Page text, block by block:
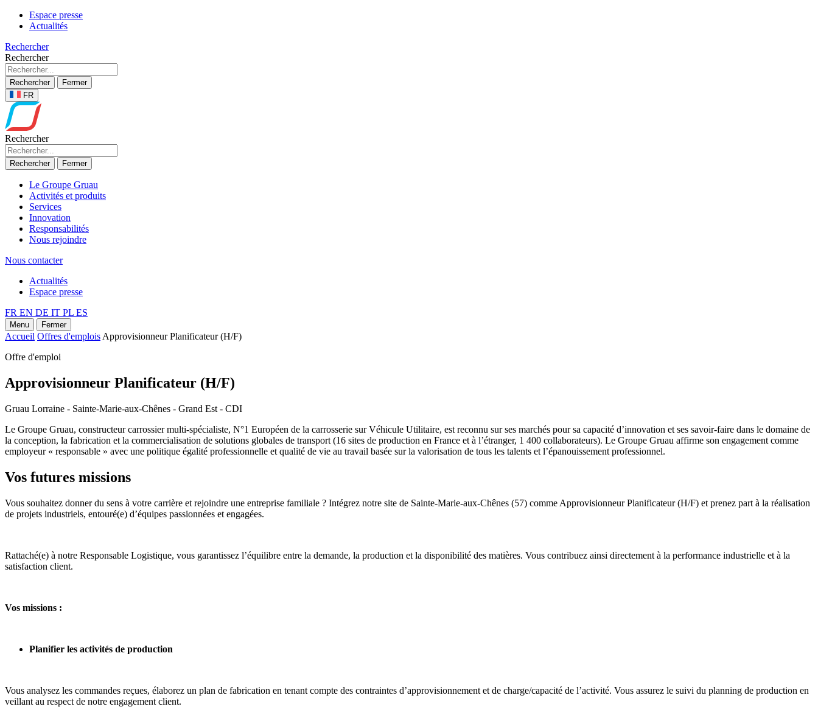
Espace presse
Actualités
Rechercher
Rechercher
Rechercher
Fermer
FR
Rechercher
Rechercher Fermer
Le Groupe Gruau
Activités et produits
Services
Innovation
Responsabilités
Nous rejoindre
Nous contacter
Actualités
Espace presse
FR EN DE IT PL ES
Menu Fermer
Accueil Offres d'emplois Approvisionneur Planificateur (H/F)
Offre d'emploi
Approvisionneur Planificateur (H/F)
Gruau Lorraine - Sainte-Marie-aux-Chênes - Grand Est - CDI
Le Groupe Gruau, constructeur carrossier multi-spécialiste, N°1 Européen de la carrosserie sur Véhicule Utilitaire, est reconnu sur ses marchés pour sa capacité d’innovation et ses savoir-faire dans le domaine de
la conception, la fabrication et la commercialisation de solutions globales de transport (16 sites de production en France et à l’étranger, 1 400 collaborateurs). Le Groupe Gruau affirme son engagement comme
employeur « responsable » avec une politique égalité professionnelle et qualité de vie au travail basée sur la valorisation de tous les talents et l’épanouissement professionnel.
Vos futures missions
Vous souhaitez donner du sens à votre carrière et rejoindre une entreprise familiale ? Intégrez notre site de Sainte-Marie-aux-Chênes (57) comme Approvisionneur Planificateur (H/F) et prenez part à la réalisation
de projets industriels, entouré(e) d’équipes passionnées et engagées.
Rattaché(e) à notre Responsable Logistique, vous garantissez l’équilibre entre la demande, la production et la disponibilité des matières. Vous contribuez ainsi directement à la performance industrielle et à la
satisfaction client.
Vos missions :
Planifier les activités de production
Vous analysez les commandes reçues, élaborez un plan de fabrication en tenant compte des contraintes d’approvisionnement et de charge/capacité de l’activité. Vous assurez le suivi du planning de production en
veillant au respect de notre engagement client.